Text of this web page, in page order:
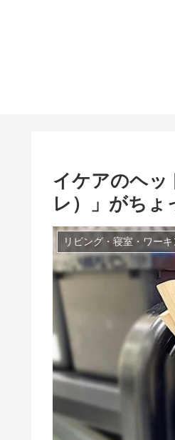
イケアのヘッ
レ）」がちょ
リビング・寝室・ワー